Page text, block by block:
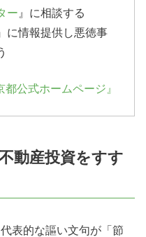
ー 』に相談する
に情報提供し悪徳事
都公式ホームページ』
動産投資をすす
表的な謳い文句が「節